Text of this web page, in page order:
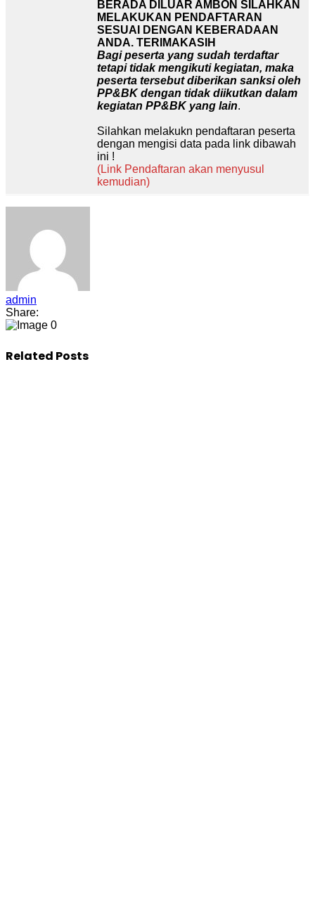
BERADA DILUAR AMBON SILAHKAN
MELAKUKAN PENDAFTARAN
SESUAI DENGAN KEBERADAAN
ANDA. TERIMAKASIH
Bagi peserta yang sudah terdaftar
tetapi tidak mengikuti kegiatan, maka
peserta tersebut diberikan sanksi oleh
PP&BK dengan tidak diikutkan dalam
kegiatan PP&BK yang lain.
Silahkan melakukn pendaftaran peserta
dengan mengisi data pada link dibawah
ini !
(Link Pendaftaran akan menyusul
kemudian)
admin
Share:
0
Related Posts